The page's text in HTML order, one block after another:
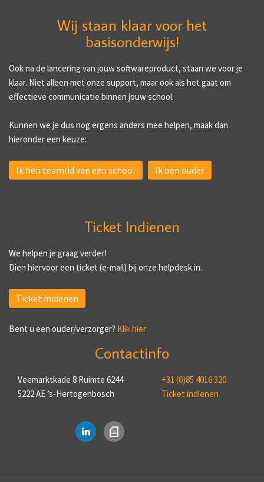
Wij staan klaar voor het
basisonderwijs!
Ook na de lancering van jouw softwareproduct, staan we voor je
klaar. Niet alleen met onze support, maar ook als het gaat om
effectieve communicatie binnen jouw school.
Kunnen we je dus nog ergens anders mee helpen, maak dan
hieronder een keuze:
Ik ben teamlid van een school Ik ben ouder
Ticket Indienen
We helpen je graag verder!
Dien hiervoor een ticket (e-mail) bij onze helpdesk in.
Ticket indienen
Bent u een ouder/verzorger? Klik hier
Contactinfo
Veemarktkade 8 Ruimte 6244
5222 AE ’s-Hertogenbosch
+31 (0)85 4016 320
Ticket indienen